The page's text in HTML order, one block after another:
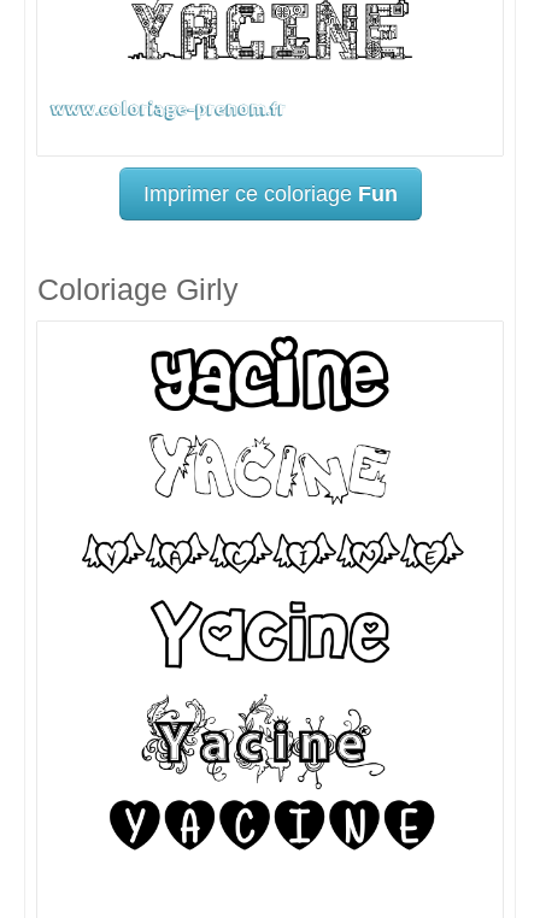
Imprimer ce coloriage Fun
Coloriage Girly